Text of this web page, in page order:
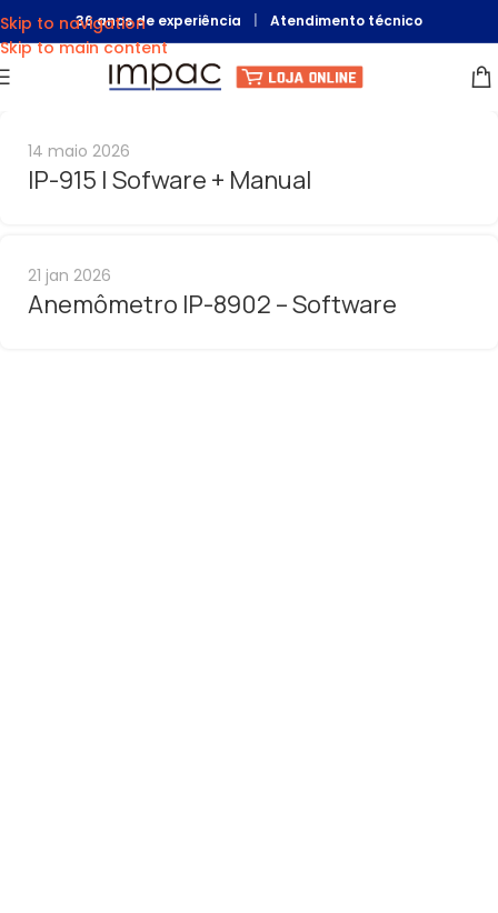
Skip to navigation
Skip to main content
36 anos de experiência Atendimento técnico
14 maio 2026
IP-915 | Sofware + Manual
21 jan 2026
Anemômetro IP-8902 – Software